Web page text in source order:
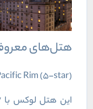
هتل‌های
Rim (5-star)